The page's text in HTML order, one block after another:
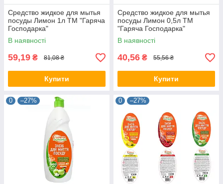
Средство жидкое для мытья
посуды Лимон 1л ТМ "Гаряча
Господарка"
В наявності
59,19 ₴ 81,08 ₴
Купити
Средство жидкое для мытья
посуды Лимон 0,5л ТМ
"Гаряча Господарка"
В наявності
40,56 ₴ 55,56 ₴
Купити
0 –27% 0 –27%